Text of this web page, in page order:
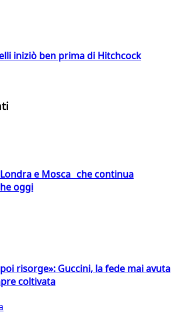
iniziò ben prima di Hitchcock
e Mosca che continua
oggi
risorge»: Guccini, la fede mai avuta
coltivata